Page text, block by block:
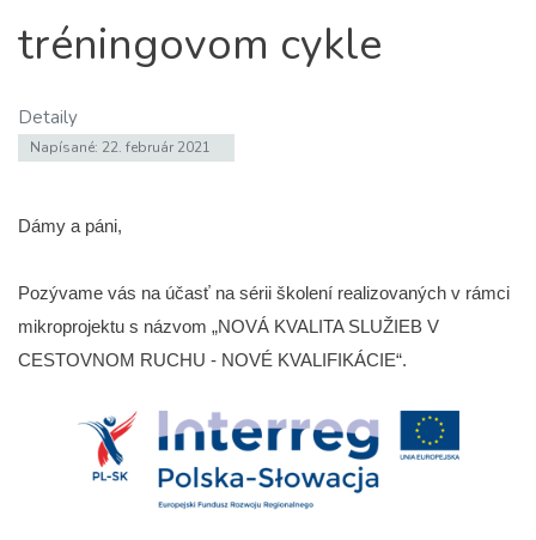
tréningovom cykle
Detaily
Napísané: 22. február 2021
Dámy a páni,
Pozývame vás na účasť na sérii školení realizovaných v rámci
mikroprojektu s názvom „NOVÁ KVALITA SLUŽIEB V
CESTOVNOM RUCHU - NOVÉ KVALIFIKÁCIE“.